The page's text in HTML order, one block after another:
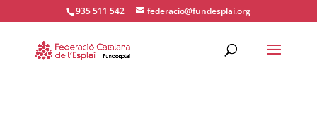
935 511 542 federacio@fundesplai.org
ACTIVITATS D'ESTIU